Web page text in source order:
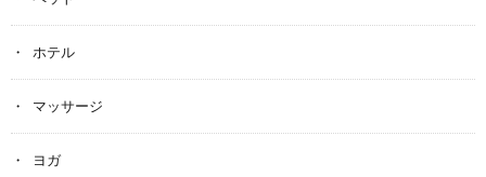
ホテル
マッサージ
ヨガ